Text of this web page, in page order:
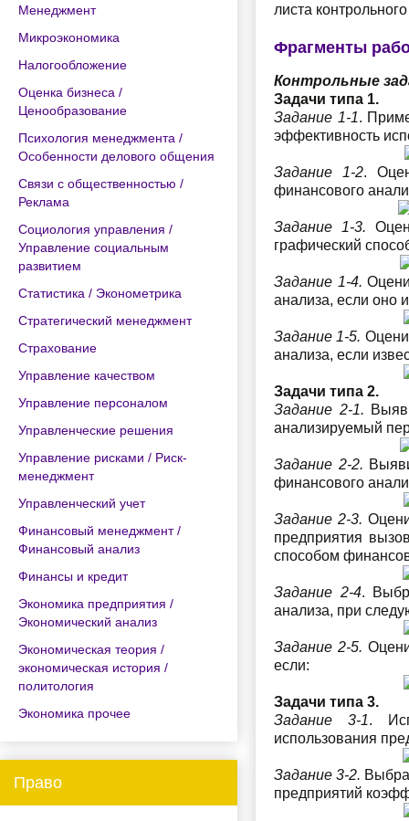
Менеджмент
Микроэкономика
Налогообложение
Оценка бизнеса /
Ценообразование
Психология менеджмента /
Особенности делового общения
Связи с общественностью /
Реклама
Социология управления /
Управление социальным
развитием
Статистика / Эконометрика
Стратегический менеджмент
Страхование
Управление качеством
Управление персоналом
Управленческие решения
Управление рисками / Риск-
менеджмент
Управленческий учет
Финансовый менеджмент /
Финансовый анализ
Финансы и кредит
Экономика предприятия /
Экономический анализ
Экономическая теория /
экономическая история /
политология
Экономика прочее
Право
листа
Фрагменты
Контрольные
Задачи типа 1.
Задание 1-1.
эффективность
Задание 1-2.
финансового
Задание 1-3.
графический
Задание 1-4.
анализа, если оно
Задание 1-5.
анализа, если
Задачи типа 2.
Задание 2-1.
анализируемый
Задание 2-2.
финансового
Задание 2-3.
предприятия
способом
Задание 2-4.
анализа, при
Задание 2-5.
если:
Задачи типа 3.
Задание 3-1.
использования
Задание 3-2.
предприятий